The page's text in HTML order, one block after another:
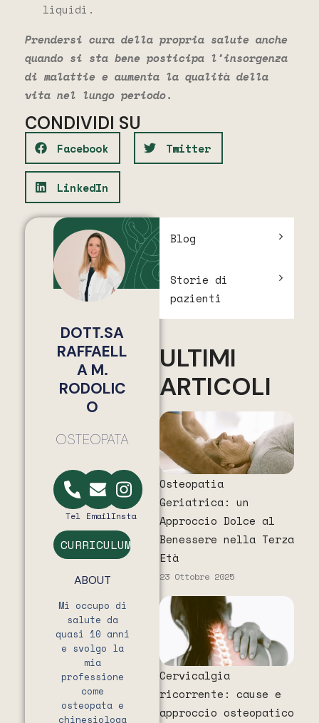
liquidi.
Prendersi cura della propria salute anche
quando si sta bene posticipa l’insorgenza
di malattie e aumenta la qualità della
vita nel lungo periodo.
CONDIVIDI SU
Facebook Twitter
LinkedIn
DOTT.SA
RAFFAELL
A M.
RODOLIC
O
OSTEOPATA
Tel EmailInsta
CURRICULUM
ABOUT
Mi occupo di
salute da
quasi 10 anni
e svolgo la
mia
professione
come
osteopata e
chinesiologa
Blog
Storie di
pazienti
ULTIMI
ARTICOLI
Osteopatia
Geriatrica: un
Approccio Dolce al
Benessere nella Terza
Età
23 Ottobre 2025
Cervicalgia
ricorrente: cause e
approccio osteopatico